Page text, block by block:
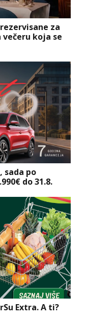
za
koja se
sada po
do 31.8.
Extra. A ti?